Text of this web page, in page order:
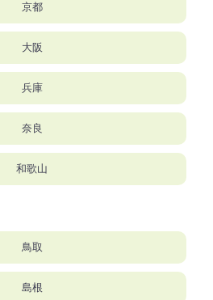
京都
大阪
兵庫
奈良
和歌山
鳥取
島根